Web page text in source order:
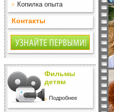
Копилка опыта
Контакты
Фильмы
детям
Подробнее